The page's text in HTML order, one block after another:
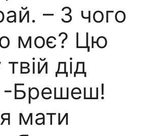
– З чого
моє? Цю
дід
-Брешеш!
мати